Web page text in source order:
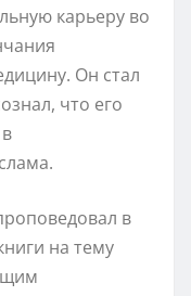
карьеру во
Он стал
что его
в
на тему